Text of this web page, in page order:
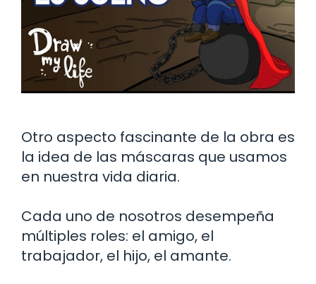
Otro aspecto fascinante de la obra es
la idea de las máscaras que usamos
en nuestra vida diaria.
Cada uno de nosotros desempeña
múltiples roles: el amigo, el
trabajador, el hijo, el amante.